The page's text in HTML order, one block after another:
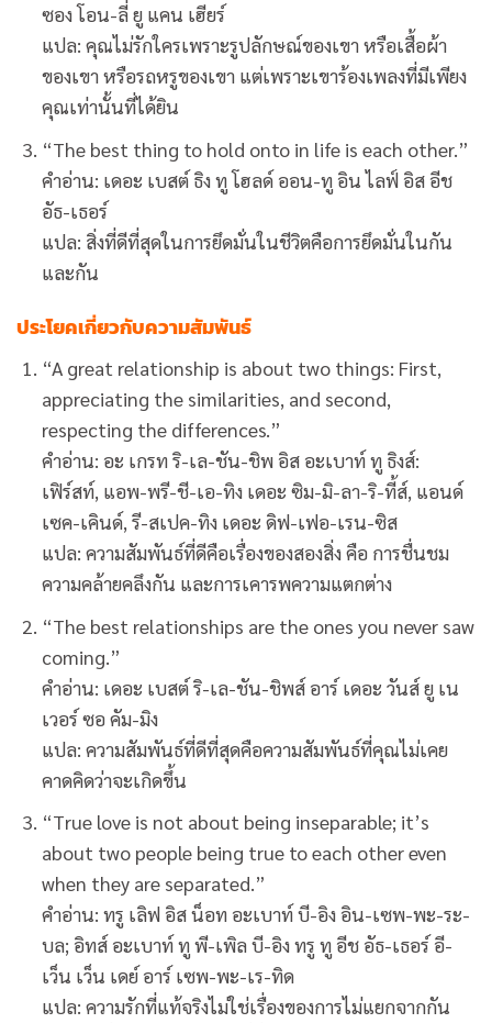
ซอง โอน-ลี่ ยู แคน เฮียร์
แปล: คุณไม่รักใครเพราะรูปลักษณ์ของเขา หรือเสื้อผ้า
ของเขา หรือรถหรูของเขา แต่เพราะเขาร้องเพลงที่มีเพียง
คุณเท่านั้นที่ได้ยิน
“The best thing to hold onto in life is each other.”
คำอ่าน: เดอะ เบสต์ ธิง ทู โฮลด์ ออน-ทู อิน ไลฟ์ อิส อีช
อัธ-เธอร์
แปล: สิ่งที่ดีที่สุดในการยึดมั่นในชีวิตคือการยึดมั่นในกัน
และกัน
ประโยคเกี่ยวกับความสัมพันธ์
“A great relationship is about two things: First,
appreciating the similarities, and second,
respecting the differences.”
คำอ่าน: อะ เกรท ริ-เล-ชัน-ชิพ อิส อะเบาท์ ทู ธิงส์:
เฟิร์สท์, แอพ-พรี-ชี-เอ-ทิง เดอะ ซิม-มิ-ลา-ริ-ที้ส์, แอนด์
เซค-เคินด์, รี-สเปค-ทิง เดอะ ดิฟ-เฟอ-เรน-ซิส
แปล: ความสัมพันธ์ที่ดีคือเรื่องของสองสิ่ง คือ การชื่นชม
ความคล้ายคลึงกัน และการเคารพความแตกต่าง
“The best relationships are the ones you never saw
coming.”
คำอ่าน: เดอะ เบสต์ ริ-เล-ชัน-ชิพส์ อาร์ เดอะ วันส์ ยู เน
เวอร์ ซอ คัม-มิง
แปล: ความสัมพันธ์ที่ดีที่สุดคือความสัมพันธ์ที่คุณไม่เคย
คาดคิดว่าจะเกิดขึ้น
“True love is not about being inseparable; it’s
about two people being true to each other even
when they are separated.”
คำอ่าน: ทรู เลิฟ อิส น็อท อะเบาท์ บี-อิง อิน-เซพ-พะ-ระ-
บล; อิทส์ อะเบาท์ ทู พี-เพิล บี-อิง ทรู ทู อีช อัธ-เธอร์ อี-
เว็น เว็น เดย์ อาร์ เซพ-พะ-เร-ทิด
แปล: ความรักที่แท้จริงไม่ใช่เรื่องของการไม่แยกจากกัน